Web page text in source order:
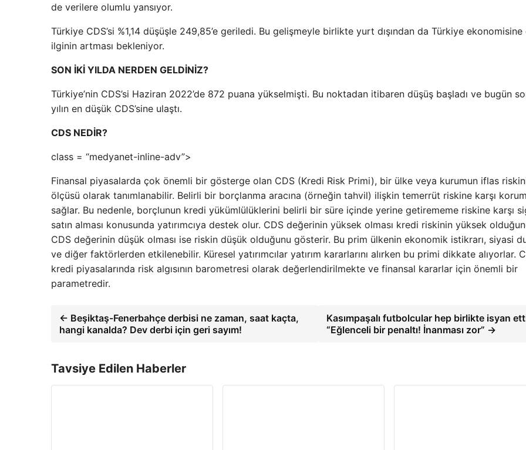
de verilere olumlu yansıyor.
Türkiye CDS’si %1,14 düşüşle 249,85’e geriledi. Bu gelişmeyle birlikte yurt dışından da Türkiye ekonomisine
ilginin artması bekleniyor.
SON İKİ YILDA NERDEN GELDİNİZ?
Türkiye’nin CDS’si Haziran 2022’de 872 puana yükselmişti. Bu noktadan itibaren düşüş başladı ve bugün
yılın en düşük CDS’sine ulaştı.
CDS NEDİR?
class = “medyanet-inline-adv”>
Finansal piyasalarda çok önemli bir gösterge olan CDS (Kredi Risk Primi), bir ülke veya kurumun iflas
ölçüsü olarak tanımlanabilir. Belirli bir borçlanma aracına (örneğin tahvil) ilişkin temerrüt riskine karşı
sağlar. Bu nedenle, borçlunun kredi yükümlülüklerini belirli bir süre içinde yerine getirememe riskine karşı
satın alması konusunda yatırımcıya destek olur. CDS değerinin yüksek olması kredi riskinin yüksek
CDS değerinin düşük olması ise riskin düşük olduğunu gösterir. Bu prim ülkenin ekonomik istikrarı, siyasi
ve diğer faktörlerden etkilenebilir. Küresel yatırımcılar yatırım kararlarını alırken bu primi dikkate alıyorlar.
kredi piyasalarında risk algısının barometresi olarak değerlendirilmekte ve finansal kararlar için önemli bir
parametredir.
← Beşiktaş-Fenerbahçe derbisi ne zaman, saat kaçta,
hangi kanalda? Dev derbi için geri sayım!
Kasımpaşalı futbolcular hep birlikte isyan
“Eğlenceli bir penaltı! İnanması zor” →
Tavsiye Edilen Haberler